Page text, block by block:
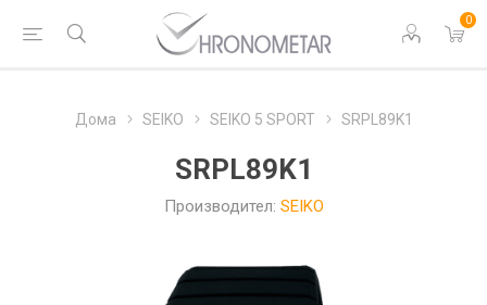
0
Дома SEIKO SEIKO 5 SPORT SRPL89K1
SRPL89K1
Производител: SEIKO